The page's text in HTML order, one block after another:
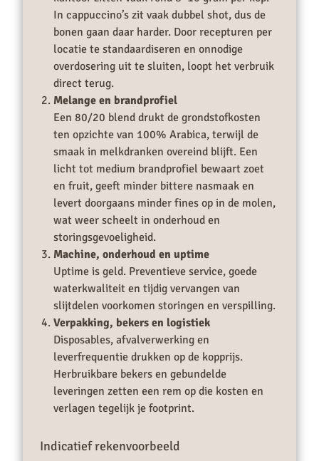
In cappuccino’s zit vaak dubbel shot, dus de
bonen gaan daar harder. Door recepturen per
locatie te standaardiseren en onnodige
overdosering uit te sluiten, loopt het verbruik
direct terug.
Melange en brandprofiel
Een 80/20 blend drukt de grondstofkosten
ten opzichte van 100% Arabica, terwijl de
smaak in melkdranken overeind blijft. Een
licht tot medium brandprofiel bewaart zoet
en fruit, geeft minder bittere nasmaak en
levert doorgaans minder fines op in de molen,
wat weer scheelt in onderhoud en
storingsgevoeligheid.
Machine, onderhoud en uptime
Uptime is geld. Preventieve service, goede
waterkwaliteit en tijdig vervangen van
slijtdelen voorkomen storingen en verspilling.
Verpakking, bekers en logistiek
Disposables, afvalverwerking en
leverfrequentie drukken op de kopprijs.
Herbruikbare bekers en gebundelde
leveringen zetten een rem op die kosten en
verlagen tegelijk je footprint.
Indicatief rekenvoorbeeld